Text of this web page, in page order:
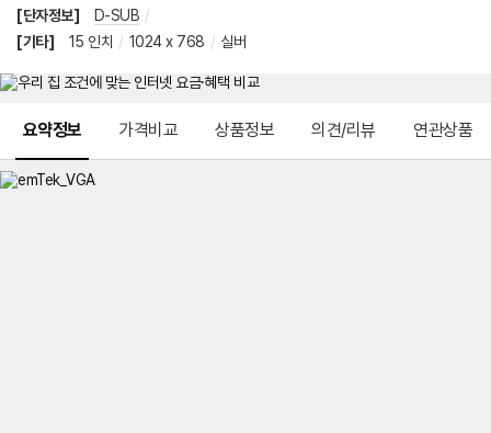
[단자정보] D-SUB /
[기타]
15 인치 / 1024 x 768 / 실버
요약정보 가격비교 상품정보 의견/리뷰 연관상품